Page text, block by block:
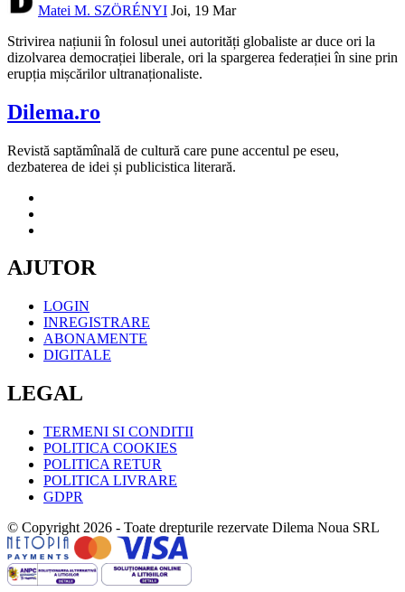
Matei M. SZÖRÉNYI Joi, 19 Mar
Strivirea națiunii în folosul unei autorități globaliste ar duce ori la
dizolvarea democrației liberale, ori la spargerea federației în sine prin
erupția mișcărilor ultranaționaliste.
Dilema.ro
Revistă saptămînală de cultură care pune accentul pe eseu,
dezbaterea de idei și publicistica literară.
AJUTOR
LOGIN
INREGISTRARE
ABONAMENTE
DIGITALE
LEGAL
TERMENI SI CONDITII
POLITICA COOKIES
POLITICA RETUR
POLITICA LIVRARE
GDPR
© Copyright 2026 - Toate drepturile rezervate Dilema Noua SRL